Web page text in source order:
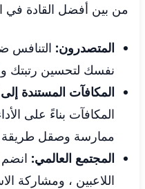
من بين أفضل القادة في
المتصدرون: التنافس
نفسك لتحسين رتبتك
المكافآت المستندة
المكافآت بناءً على
ممارسة وصقل طريقة
المجتمع العالمي:
اللاعبين ، ومشاركة